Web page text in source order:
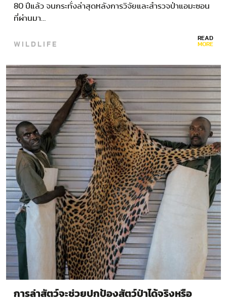
80 ปีแล้ว จนกระทั่งล่าสุดหลังการวิจัยและสำรวจป่าแอมะซอน
ที่ผ่านมา…
WILDLIFE READ
MORE
การล่าสัตว์จะช่วยปกป้องสัตว์ป่าได้จริงหรือ